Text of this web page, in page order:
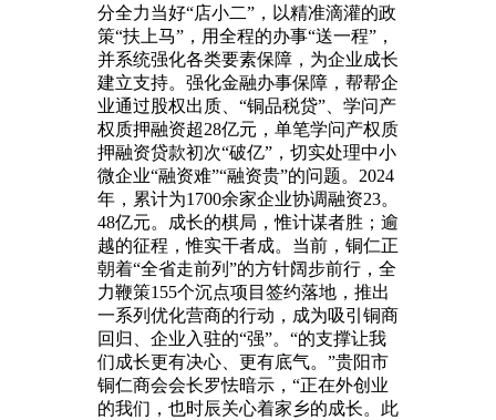
分全力当好“店小二”，以精准滴灌的政
策“扶上马”，用全程的办事“送一程”，
并系统强化各类要素保障，为企业成长
建立支持。强化金融办事保障，帮帮企
业通过股权出质、“铜品税贷”、学问产
权质押融资超28亿元，单笔学问产权质
押融资贷款初次“破亿”，切实处理中小
微企业“融资难”“融资贵”的问题。2024
年，累计为1700余家企业协调融资23。
48亿元。成长的棋局，惟计谋者胜；逾
越的征程，惟实干者成。当前，铜仁正
朝着“全省走前列”的方针阔步前行，全
力鞭策155个沉点项目签约落地，推出
一系列优化营商的行动，成为吸引铜商
回归、企业入驻的“强”。“的支撑让我
们成长更有决心、更有底气。”贵阳市
铜仁商会会长罗怯暗示，“正在外创业
的我们，也时辰关心着家乡的成长。此